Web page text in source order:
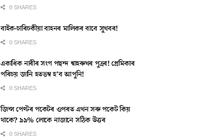
0 SHARES
বাইক-চাৰিচকীয়া বাহনৰ মালিকৰ বাবে সুখবৰ!
0 SHARES
একাধিক নাৰীৰ সংগ পছন্দ শ্বাহৰুখৰ পুত্ৰৰ! প্ৰেমিকাৰ
পৰিচয় জানি হতভম্ব হ’ব আপুনি!
0 SHARES
জিন্স পেণ্টৰ পকেটৰ ওপৰত এখন সৰু পকেট কিয়
থাকে? ৯৯% লোকে নাজানে সঠিক উত্তৰ
0 SHARES